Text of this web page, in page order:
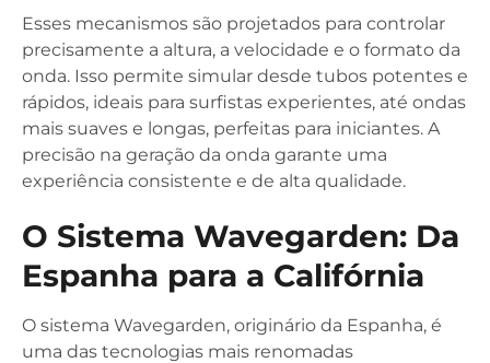
Esses mecanismos são projetados para controlar
precisamente a altura, a velocidade e o formato da
onda. Isso permite simular desde tubos potentes e
rápidos, ideais para surfistas experientes, até ondas
mais suaves e longas, perfeitas para iniciantes. A
precisão na geração da onda garante uma
experiência consistente e de alta qualidade.
O Sistema Wavegarden: Da
Espanha para a Califórnia
O sistema Wavegarden, originário da Espanha, é
uma das tecnologias mais renomadas